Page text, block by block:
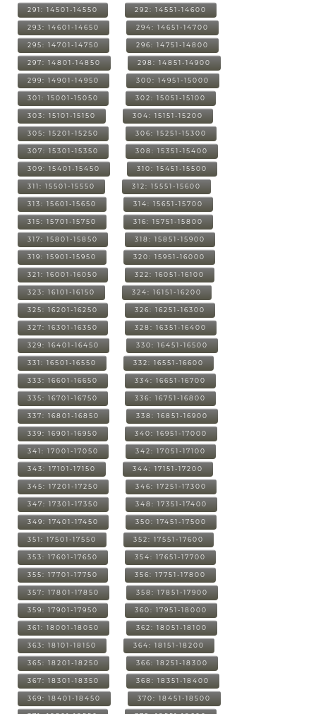
291: 14501-14550 292: 14551-14600
293: 14601-14650 294: 14651-14700
295: 14701-14750 296: 14751-14800
297: 14801-14850 298: 14851-14900
299: 14901-14950 300: 14951-15000
301: 15001-15050 302: 15051-15100
303: 15101-15150 304: 15151-15200
305: 15201-15250 306: 15251-15300
307: 15301-15350 308: 15351-15400
309: 15401-15450 310: 15451-15500
311: 15501-15550 312: 15551-15600
313: 15601-15650 314: 15651-15700
315: 15701-15750 316: 15751-15800
317: 15801-15850 318: 15851-15900
319: 15901-15950 320: 15951-16000
321: 16001-16050 322: 16051-16100
323: 16101-16150 324: 16151-16200
325: 16201-16250 326: 16251-16300
327: 16301-16350 328: 16351-16400
329: 16401-16450 330: 16451-16500
331: 16501-16550 332: 16551-16600
333: 16601-16650 334: 16651-16700
335: 16701-16750 336: 16751-16800
337: 16801-16850 338: 16851-16900
339: 16901-16950 340: 16951-17000
341: 17001-17050 342: 17051-17100
343: 17101-17150 344: 17151-17200
345: 17201-17250 346: 17251-17300
347: 17301-17350 348: 17351-17400
349: 17401-17450 350: 17451-17500
351: 17501-17550 352: 17551-17600
353: 17601-17650 354: 17651-17700
355: 17701-17750 356: 17751-17800
357: 17801-17850 358: 17851-17900
359: 17901-17950 360: 17951-18000
361: 18001-18050 362: 18051-18100
363: 18101-18150 364: 18151-18200
365: 18201-18250 366: 18251-18300
367: 18301-18350 368: 18351-18400
369: 18401-18450 370: 18451-18500